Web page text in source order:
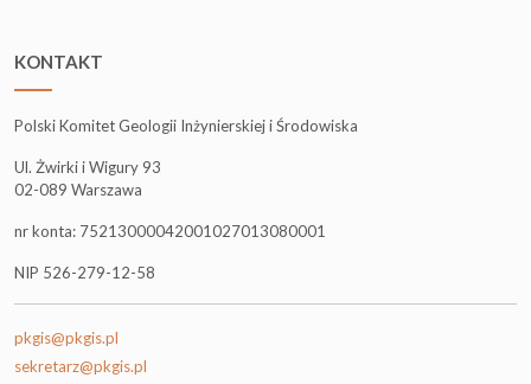
KONTAKT
Polski Komitet Geologii Inżynierskiej i Środowiska
Ul. Żwirki i Wigury 93
02-089 Warszawa
nr konta: 75213000042001027013080001
NIP 526-279-12-58
pkgis@pkgis.pl
sekretarz@pkgis.pl